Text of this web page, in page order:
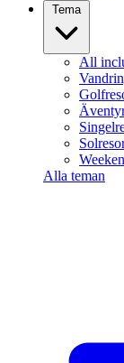
Tema
All
Alla teman